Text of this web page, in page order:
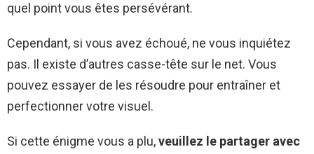
quel point vous êtes persévérant.
Cependant, si vous avez échoué, ne vous inquiétez
pas. Il existe d’autres casse-tête sur le net. Vous
pouvez essayer de les résoudre pour entraîner et
perfectionner votre visuel.
Si cette énigme vous a plu,veuillez le partager avec